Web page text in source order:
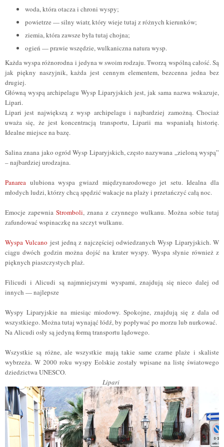
woda, która otacza i chroni wyspy;
powietrze — silny wiatr, który wieje tutaj z różnych kierunków;
ziemia, która zawsze była tutaj chojna;
ogień — prawie wszędzie, wulkaniczna natura wysp.
Każda wyspa różnorodna i jedyna w swoim rodzaju. Tworzą wspólną całość. Są
jak piękny naszyjnik, każda jest cennym elementem, bezcenna jedna bez
drugiej.
Główną wyspą archipelagu Wysp Liparyjskich jest, jak sama nazwa wskazuje,
Lipari.
Lipari jest największą z wysp archipelagu i najbardziej zamożną. Chociaż
uważa się, że jest koncentracją transportu, Liparii ma wspaniałą historię.
Idealne miejsce na bazę.
Salina znana jako ogród Wysp Liparyjskich, często nazywana „zieloną wyspą”
– najbardziej urodzajna.
Panarea ulubiona wyspa gwiazd międzynarodowego jet setu. Idealna dla
młodych ludzi, którzy chcą spędzić wakacje na plaży i przetańczyć całą noc.
Emocje zapewniaStromboli, znana z czynnego wulkanu. Można sobie tutaj
zafundować wspinaczkę na szczyt wulkanu.
Wyspa Vulcano jest jedną z najczęściej odwiedzanych Wysp Liparyjskich. W
ciągu dwóch godzin można dojść na krater wyspy. Wyspa słynie również z
pięknych piaszczystych plaż.
Filicudi i Alicudi są najmniejszymi wyspami, znajdują się nieco dalej od
innych — najlepsze
Wyspy Liparyjskie na miesiąc miodowy. Spokojne, znajdują się z dala od
wszystkiego. Można tutaj wynająć łódź, by popływać po morzu lub nurkować.
Na Alicudi osły są jedyną formą transportu lądowego.
Wszystkie są różne, ale wszystkie mają takie same czarne plaże i skaliste
wybrzeża. W 2000 roku wyspy Eolskie zostały wpisane na listę światowego
dziedzictwa UNESCO.
Lipari